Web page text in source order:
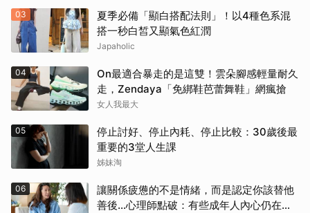
03
夏季必備「顯白搭配法則」！以4種色系混
搭一秒白皙又顯氣色紅潤
Japaholic
04
On最適合暴走的是這雙！雲朵腳感輕量耐久
走，Zendaya「免綁鞋芭蕾舞鞋」網瘋搶
女人我最大
05
停止討好、停止內耗、停止比較：30歲後最
重要的3堂人生課
姊妹淘
06
讓關係疲憊的不是情緒，而是認定你該替他
善後…心理師點破：有些成年人內心仍在等